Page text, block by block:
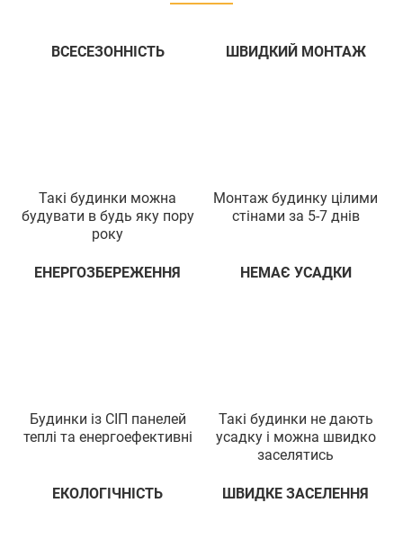
ВСЕСЕЗОННIСТЬ
Такi будинки можна
будувати в будь яку пору
року
ШВИДКИЙ МОНТАЖ
Монтаж будинку цiлими
стiнами за 5-7 днiв
ЕНЕРГОЗБЕРЕЖЕННЯ
Будинки iз СIП панелей
теплi та енергоефективнi
НЕМАЄ УСАДКИ
Такi будинки не дають
усадку i можна швидко
заселятись
ЕКОЛОГIЧНIСТЬ ШВИДКЕ ЗАСЕЛЕННЯ